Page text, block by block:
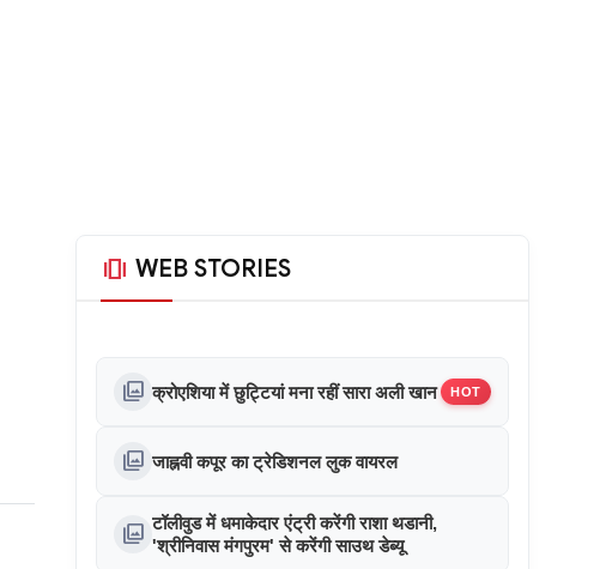
amp_stories WEB STORIES
photo_library क्रोएशिया में छुट्टियां मना रहीं सारा अली खान HOT
photo_library जाह्नवी कपूर का ट्रेडिशनल लुक वायरल
photo_library टॉलीवुड में धमाकेदार एंट्री करेंगी राशा थडानी,
'श्रीनिवास मंगपुरम' से करेंगी साउथ डेब्यू